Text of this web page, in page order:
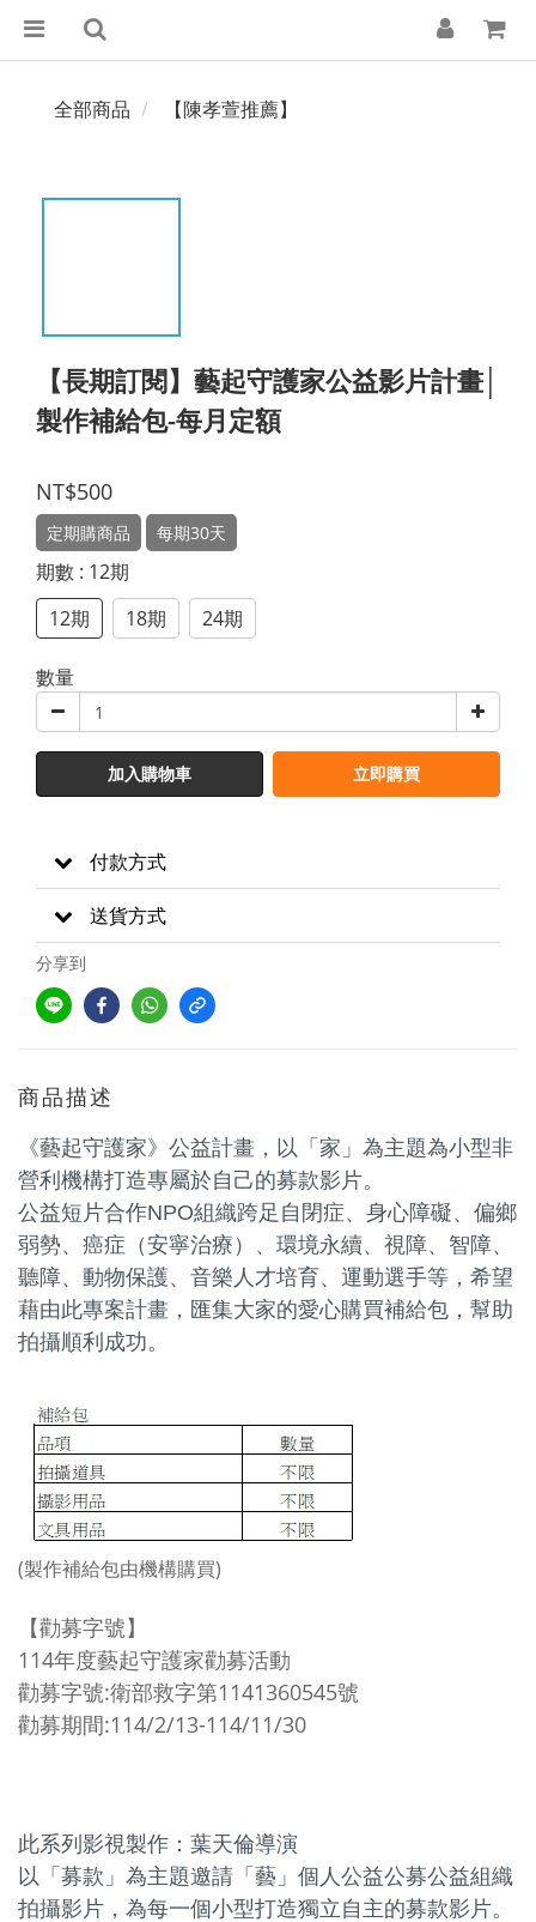
全部商品 【陳孝萱推薦】
【長期訂閱】藝起守護家公益影片計畫│
製作補給包-每月定額
NT$500
定期購商品 每期30天
期數 : 12期
12期
18期 24期
數量
加入購物車 立即購買
付款方式
送貨方式
分享到
商品描述
《藝起守護家》 公益計畫，以「家」為主題為小型非
營利機構打造專屬於自己的募款影片。
公益短片合作NPO組織跨足自閉症、身心障礙、偏鄉
弱勢、癌症（安寧治療）、環境永續、視障、智障、
聽障、動物保護、音樂人才培育、運動選手等， 希望
藉由此專案計畫，匯集大家的愛心購買補給包，幫助
拍攝順利成功。
(製作補給包由機構購買)
【勸募字號】
114年度藝起守護家勸募活動
勸募字號:衛部救字第1141360545號
勸募期間:114/2/13-114/11/30
此系列影視製作：葉天倫導演
以「募款」為主題邀請「藝」個人公益公募公益組織
拍攝影片，為每一個小型打造獨立自主的募款影片。